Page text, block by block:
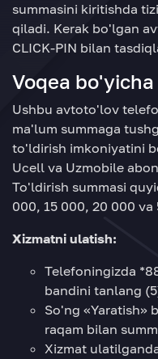
summasini kiritishda
qiladi. Kerak bo'lgan
CLICK-PIN bilan
Voqea
Ushbu avtoto'lov
ma'lum summaga
to'ldirish imkoniyatini
Ucell va Uzmobile
To'ldirish summasi
000, 15 000, 20 000 va
Xizmatni ulatish:
Telefoningizda
bandini tanlang
So'ng «Yaratish»
raqam bilan
Xizmat